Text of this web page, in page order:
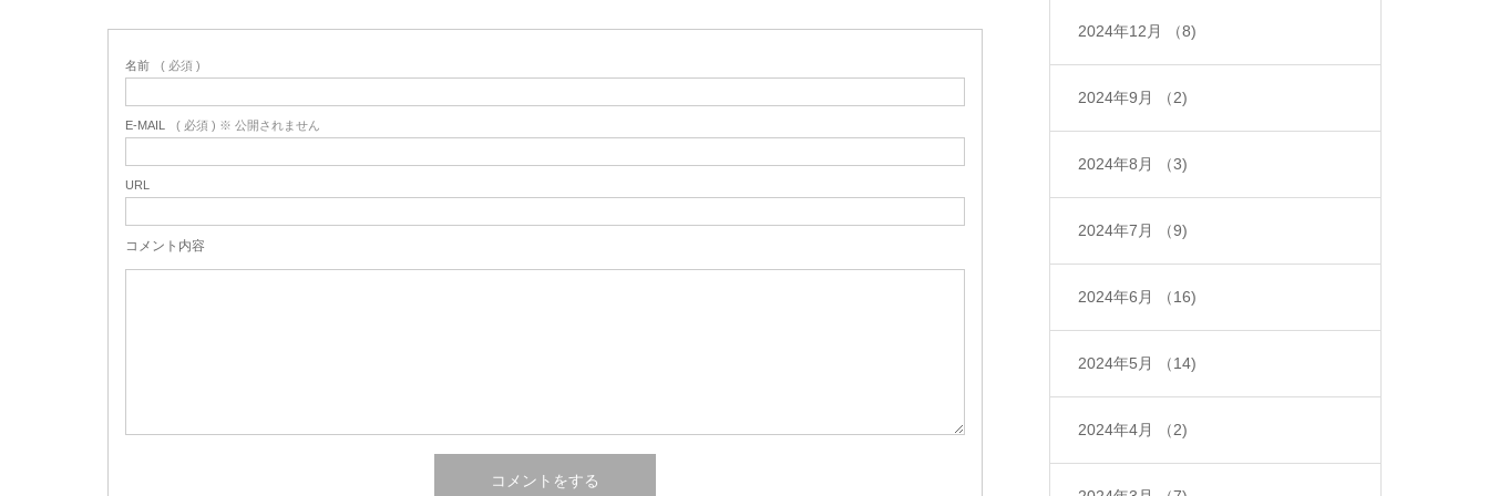
名前 ( 必須 )
E-MAIL ( 必須 ) ※ 公開されません
URL
コメント内容
2024年12月 （8)
2024年9月 （2)
2024年8月 （3)
2024年7月 （9)
2024年6月 （16)
2024年5月 （14)
2024年4月 （2)